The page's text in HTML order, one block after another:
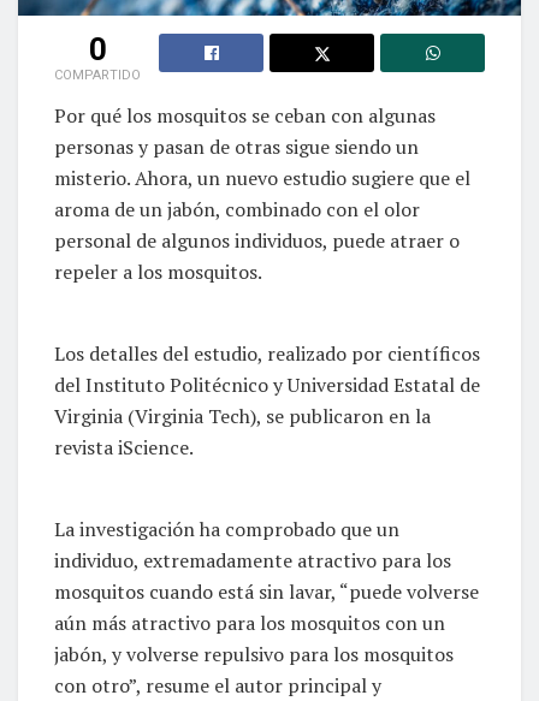
0
COMPARTIDO
Por qué los mosquitos se ceban con algunas
personas y pasan de otras sigue siendo un
misterio. Ahora, un nuevo estudio sugiere que el
aroma de un jabón, combinado con el olor
personal de algunos individuos, puede atraer o
repeler a los mosquitos.
Los detalles del estudio, realizado por científicos
del Instituto Politécnico y Universidad Estatal de
Virginia (Virginia Tech), se publicaron en la
revista iScience.
La investigación ha comprobado que un
individuo, extremadamente atractivo para los
mosquitos cuando está sin lavar, “puede volverse
aún más atractivo para los mosquitos con un
jabón, y volverse repulsivo para los mosquitos
con otro”, resume el autor principal y